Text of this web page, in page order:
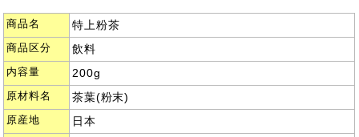
商品名 特上粉茶
商品区分 飲料
内容量 200g
原材料名 茶葉(粉末)
原産地 日本